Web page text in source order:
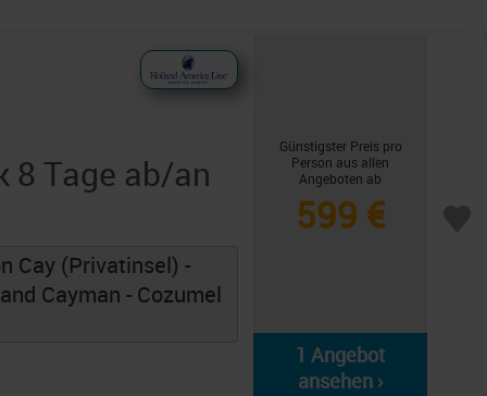
8 Tage ab/an
Cay (Privatinsel) -
Cayman - Cozumel
Günstigster Preis pro
Person aus allen
Angeboten ab
599 €
1 Angebot
ansehen ›